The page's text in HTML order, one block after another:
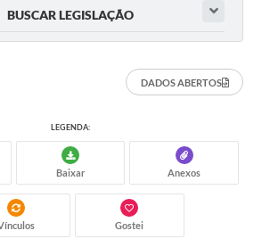
BUSCAR LEGISLAÇÃO
DADOS ABERTOS
LEGENDA:
Baixar Anexos
Gostei